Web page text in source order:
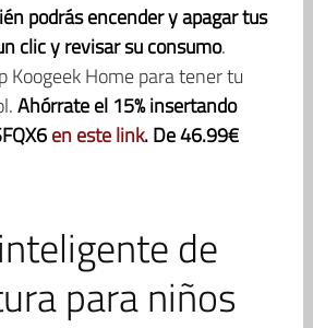
podrás encender y apagar tus
clic y revisar su consumo.
Koogeek Home para tener tu
Ahórrate el 15% insertando
en este link. De 46.99€
de
para niños